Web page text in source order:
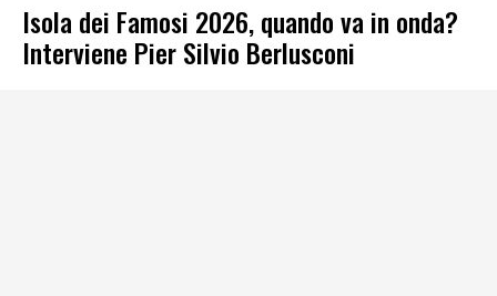
Isola dei Famosi 2026, quando va in onda?
Interviene Pier Silvio Berlusconi